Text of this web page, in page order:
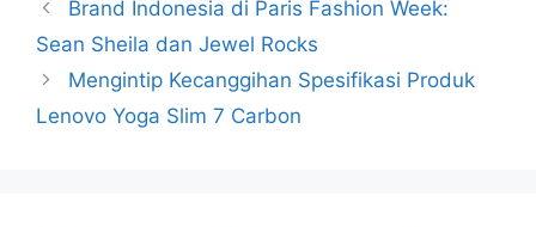
b
o
o
st
Brand Indonesia di Paris Fashion Week:
Sean Sheila dan Jewel Rocks
Mengintip Kecanggihan Spesifikasi Produk
Lenovo Yoga Slim 7 Carbon